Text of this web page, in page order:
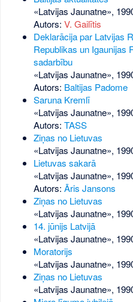
«Latvijas Jaunatne»,
Autors: V. Gailītis
Deklarācija par Latvijas
Republikas un Igaunijas
sadarbību
«Latvijas Jaunatne»,
Autors: Baltijas Padome
Saruna Kremlī
«Latvijas Jaunatne»,
Autors: TASS
Ziņas no Lietuvas
«Latvijas Jaunatne»,
Lietuvas sakarā
«Latvijas Jaunatne»,
Autors: Āris Jansons
Ziņas no Lietuvas
«Latvijas Jaunatne»,
14. jūnijs Latvijā
«Latvijas Jaunatne»,
Moratorijs
«Latvijas Jaunatne»,
Ziņas no Lietuvas
«Latvijas Jaunatne»,